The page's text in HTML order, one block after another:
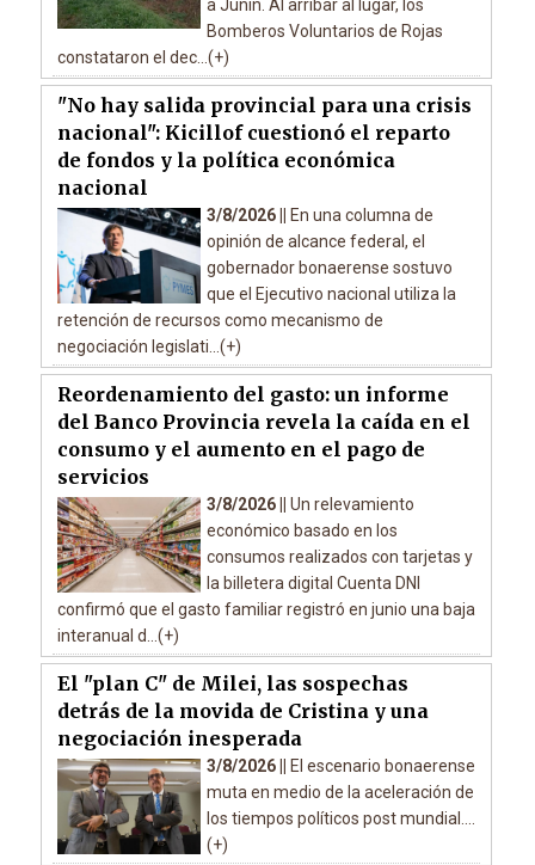
a Junín. Al arribar al lugar, los
Bomberos Voluntarios de Rojas
constataron el dec...(+)
"No hay salida provincial para una crisis
nacional": Kicillof cuestionó el reparto
de fondos y la política económica
nacional
3/8/2026 ||
En una columna de
opinión de alcance federal, el
gobernador bonaerense sostuvo
que el Ejecutivo nacional utiliza la
retención de recursos como mecanismo de
negociación legislati...(+)
Reordenamiento del gasto: un informe
del Banco Provincia revela la caída en el
consumo y el aumento en el pago de
servicios
3/8/2026 || Un relevamiento
económico basado en los
consumos realizados con tarjetas y
la billetera digital Cuenta DNI
confirmó que el gasto familiar registró en junio una baja
interanual d...(+)
El "plan C" de Milei, las sospechas
detrás de la movida de Cristina y una
negociación inesperada
3/8/2026 ||
El escenario bonaerense
muta en medio de la aceleración de
los tiempos políticos post mundial....
(+)